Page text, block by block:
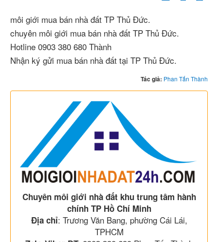
môi giới mua bán nhà đất TP Thủ Đức.
chuyên môi giới mua bán nhà đất TP Thủ Đức.
Hotline 0903 380 680 Thành
Nhận ký gửi mua bán nhà đất tại TP Thủ Đức.
Tác giả: Phan Tấn Thành
Chuyên môi giới nhà đất khu trung tâm hành
chính TP Hồ Chí Minh
Địa chỉ: Trương Văn Bang, phường Cái Lái,
TPHCM